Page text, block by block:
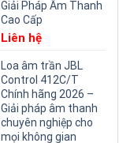
Giải Pháp Âm Thanh
Cao Cấp
Liên hệ
Loa âm trần JBL
Control 412C/T
Chính hãng 2026 –
Giải pháp âm thanh
chuyên nghiệp cho
mọi không gian